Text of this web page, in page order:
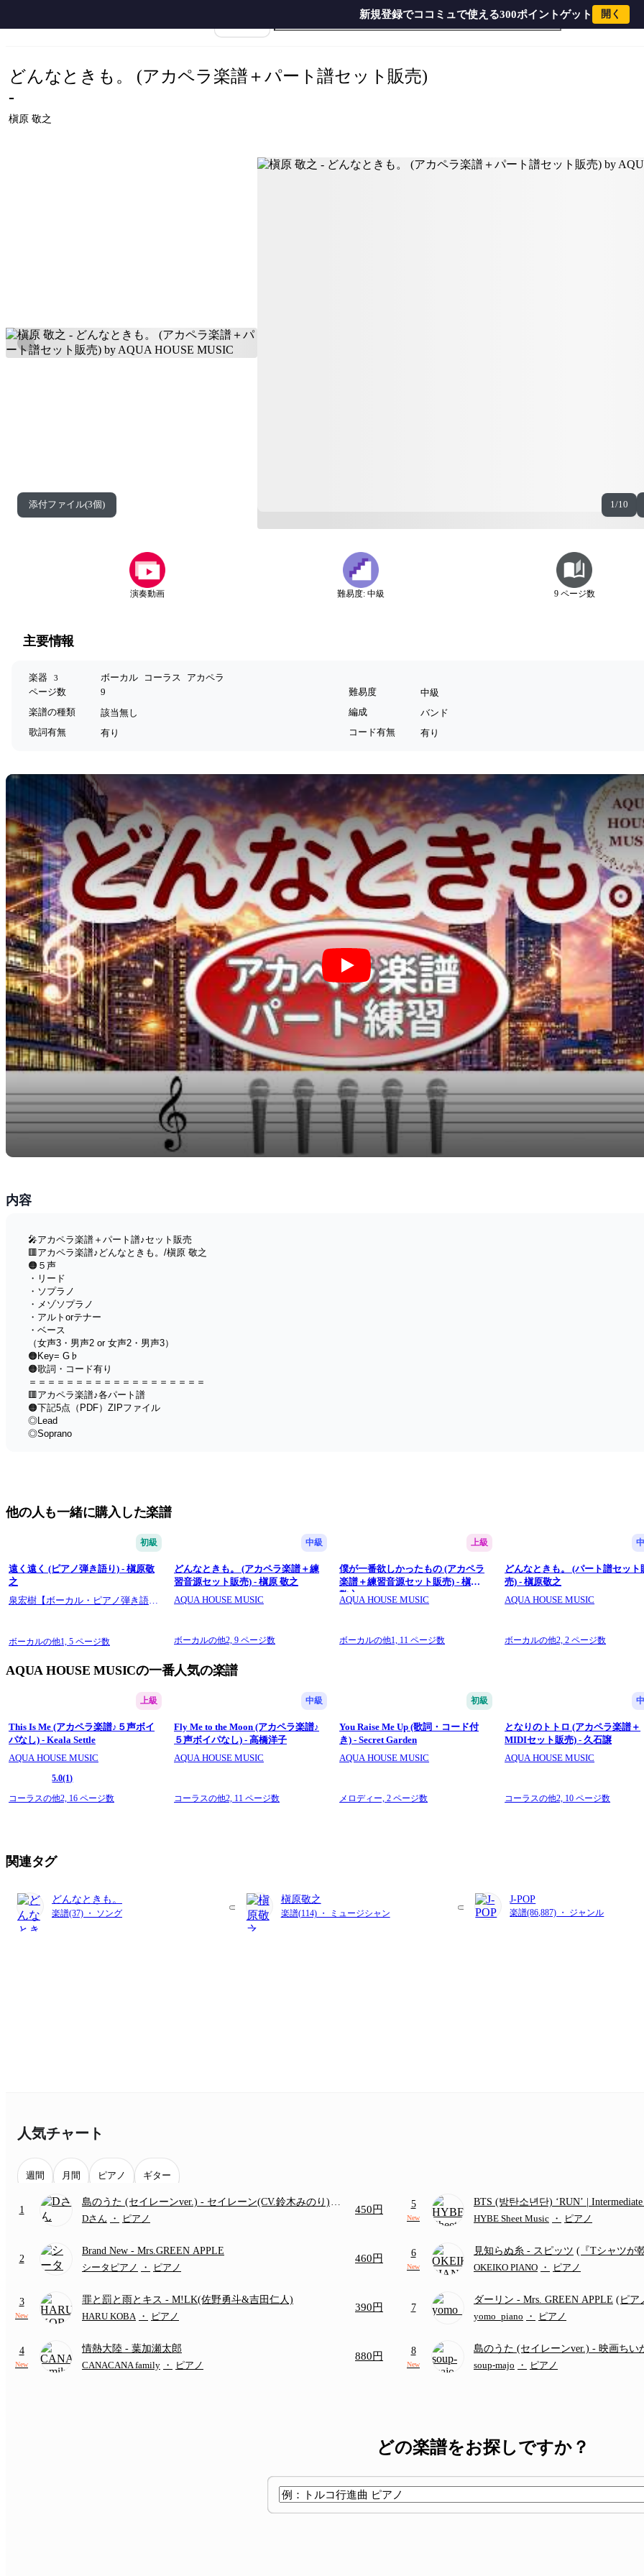
新規登録でココミュで使える300ポイントゲット 開く
槇原 敬之 - どんなときも。 (アカペラ楽譜＋パート譜セット販売) by AQUA HOUSE MUSIC
どんなときも。 (アカペラ楽譜＋パート譜セット販売) - 槇原 敬之
添付ファイル(3個) 1/10
どんなときも。 (アカペラ楽譜＋パート譜セット販売)
-
槇原 敬之
演奏動画 難易度: 中級 9 ページ数
主要情報
楽器 3 ボーカル コーラス
アカペラ
ページ数
9 難易度
中級
楽譜の種類
該当無し 編成
バンド
歌詞有無
有り コード有無 有り
内容
🎤アカペラ楽譜＋パート譜♪セット販売
🟥アカペラ楽譜♪どんなときも。/槇原 敬之
🟠５声
・リード
・ソプラノ
・メゾソプラノ
・アルトorテナー
・ベース
（女声3・男声2 or 女声2・男声3）
🟠Key= G♭
🟠歌詞・コード有り
＝＝＝＝＝＝＝＝＝＝＝＝＝＝＝＝＝＝＝
🟥アカペラ楽譜♪各パート譜
🟠下記5点（PDF）ZIPファイル
◎Lead
◎Soprano
https://score.aqua-house.net/List.html
https://score.aqua-house.net/Youtube.html
https://www.youtube.com/@aquahousem
他の人も一緒に購入した楽譜
初級
遠く遠く (ピアノ弾き語り) - 槇原敬
之
泉宏樹【ボーカル・ピアノ弾き語
ボーカルの他1, 5 ページ数
中級
どんなときも。 (アカペラ楽譜＋練
習音源セット販売) - 槇原 敬之
AQUA HOUSE MUSIC
ボーカルの他2,9 ページ数
上級
僕が一番欲しかったもの (アカペラ
楽譜＋練習音源セット販売) - 槇原
敬之
AQUA HOUSE MUSIC
ボーカルの他1, 11 ページ数
どんなときも。 (パート譜セット
売) - 槇原敬之
AQUA HOUSE MUSIC
ボーカルの他2,2 ページ数
AQUA HOUSE MUSICの一番人気の楽譜
上級
This Is Me (アカペラ楽譜♪５声ボイ
パなし) - Keala Settle
AQUA HOUSE MUSIC
5.0(1)
コーラスの他2, 16 ページ数
中級
Fly Me to the Moon (アカペラ楽譜♪
５声ボイパなし) - 高橋洋子
AQUA HOUSE MUSIC
コーラスの他2, 11 ページ数
初級
You Raise Me Up (歌詞・コード付
き) - Secret Garden
AQUA HOUSE MUSIC
メロディー,2 ページ数
となりのトトロ (アカペラ楽譜＋
MIDIセット販売) - 久石譲
AQUA HOUSE MUSIC
コーラスの他2, 10 ページ数
関連タグ
どんなときも。
楽譜(37) ・ ソング
槇原敬之
楽譜(114) ・ ミュージシャン
J-POP
楽譜(86,887) ・ ジャンル
人気チャート
週間 月間 ピアノ ギター
1
島のうた (セイレーンver.) - セイレーン(CV.鈴木みのり)
(難易度:★★★★☆/歌詞・コード・ペダル付き/『映画ち
Dさん ・ ピアノ
450円
2
Brand New - Mrs.GREEN APPLE
シータピアノ
・ ピアノ
460円
3
New
罪と罰と雨とキス - M!LK(佐野勇斗&吉田仁人)
HARU KOBA
・ ピアノ
390円
4
New
情熱大陸 - 葉加瀬太郎
CANACANA family ・ ピアノ
880円
5
New
BTS (방탄소년단) ‘RUN’ | Intermediate
HYBE Sheet Music ・ ピアノ
6
New
見知らぬ糸 - スピッツ (『Tシャツが
題歌)
OKEIKO PIANO ・ ピアノ
7
ダーリン - Mrs. GREEN APPLE (ピア
／フルバージョン)
yomo_piano ・ ピアノ
8
New
島のうた (セイレーンver.) - 映画ちい
つ (ドレミ付き初級)
soup-majo ・ ピアノ
どの楽譜をお探しですか？